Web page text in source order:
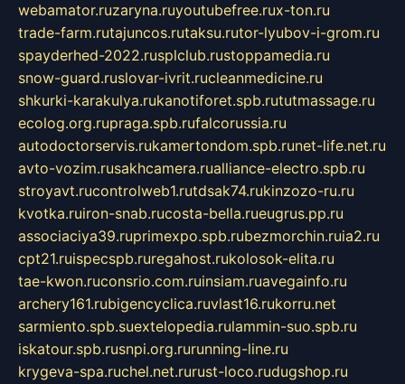
webamator.ruzaryna.ruyoutubefree.rux-ton.ru
trade-farm.rutajuncos.rutaksu.rutor-lyubov-i-grom.ru
spayderhed-2022.rusplclub.rustoppamedia.ru
snow-guard.ruslovar-ivrit.rucleanmedicine.ru
shkurki-karakulya.rukanotiforet.spb.rututmassage.ru
ecolog.org.rupraga.spb.rufalcorussia.ru
autodoctorservis.rukamertondom.spb.runet-life.net.ru
avto-vozim.rusakhcamera.rualliance-electro.spb.ru
stroyavt.rucontrolweb1.rutdsak74.rukinzozo-ru.ru
kvotka.ruiron-snab.rucosta-bella.rueugrus.pp.ru
associaciya39.ruprimexpo.spb.rubezmorchin.ruia2.ru
cpt21.ruispecspb.ruregahost.rukolosok-elita.ru
tae-kwon.ruconsrio.com.ruinsiam.ruavegainfo.ru
archery161.rubigencyclica.ruvlast16.rukorru.net
sarmiento.spb.suextelopedia.rulammin-suo.spb.ru
iskatour.spb.rusnpi.org.rurunning-line.ru
krygeva-spa.ruchel.net.rurust-loco.rudugshop.ru